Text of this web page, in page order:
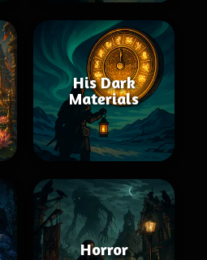
His Dark
Materials
Horror